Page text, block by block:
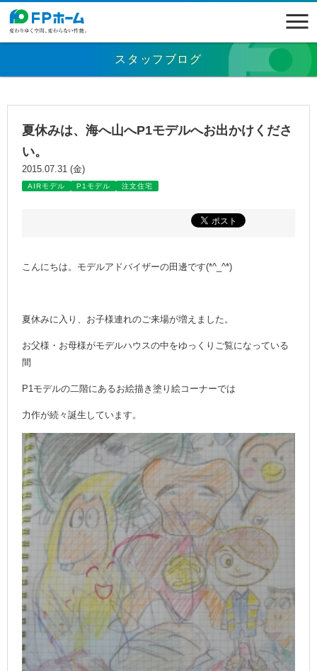
スタッフブログ
夏休みは、海へ山へP1モデルへお出かけくださ
い。
2015.07.31 (金)
AIRモデル P1モデル 注文住宅
こんにちは。モデルアドバイザーの田邊です(*^_^*)
夏休みに入り、お子様連れのご来場が増えました。
お父様・お母様がモデルハウスの中をゆっくりご覧になっている
間
P1モデルの二階にあるお絵描き塗り絵コーナーでは
力作が続々誕生しています。